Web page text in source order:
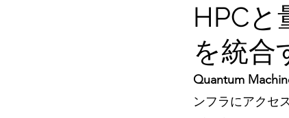
HPCと
を統合
Quantum
ンフラにアクセ